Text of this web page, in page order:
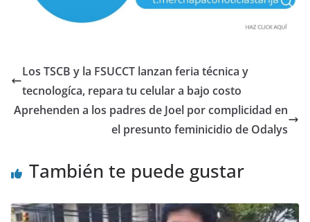
Los TSCB y la FSUCCT lanzan feria técnica y
tecnologíca, repara tu celular a bajo costo
Aprehenden a los padres de Joel por complicidad en
el presunto feminicidio de Odalys
También te puede gustar